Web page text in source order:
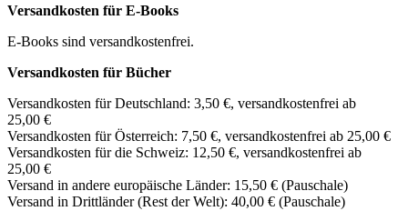
Versandkosten für E-Books
E-Books sind versandkostenfrei.
Versandkosten für Bücher
Versandkosten für Deutschland: 3,50 €, versandkostenfrei ab
25,00 €
Versandkosten für Österreich: 7,50 €, versandkostenfrei ab 25,00 €
Versandkosten für die Schweiz: 12,50 €, versandkostenfrei ab
25,00 €
Versand in andere europäische Länder: 15,50 € (Pauschale)
Versand in Drittländer (Rest der Welt): 40,00 € (Pauschale)